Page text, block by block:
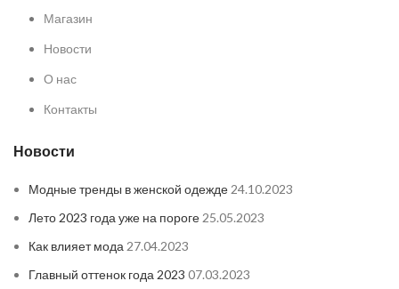
Магазин
Новости
О нас
Контакты
Новости
Модные тренды в женской одежде 24.10.2023
Лето 2023 года уже на пороге 25.05.2023
Как влияет мода 27.04.2023
Главный оттенок года 2023 07.03.2023